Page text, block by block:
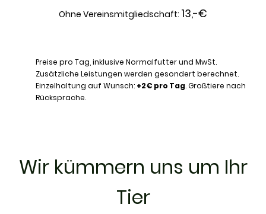
Ohne Vereinsmitgliedschaft: 13,-€
Preise pro Tag, inklusive Normalfutter und MwSt.
Zusätzliche Leistungen werden gesondert berechnet.
Einzelhaltung auf Wunsch: +2 € pro Tag. Großtiere nach
Rücksprache.
Wir kümmern uns um Ihr
Tier